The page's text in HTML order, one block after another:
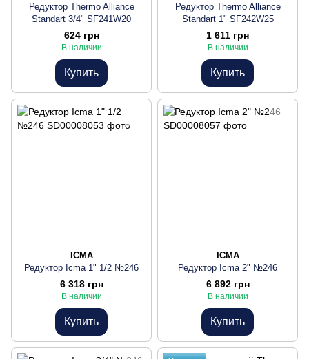
Редуктор Thermo Alliance
Standart 3/4" SF241W20
624 грн
В наличии
Купить
Редуктор Thermo Alliance
Standart 1" SF242W25
1 611 грн
В наличии
Купить
ICMA
Редуктор Icma 1" 1/2 №246
6 318 грн
В наличии
Купить
ICMA
Редуктор Icma 2" №246
6 892 грн
В наличии
Купить